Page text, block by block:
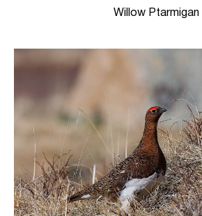
Willow Ptarmigan